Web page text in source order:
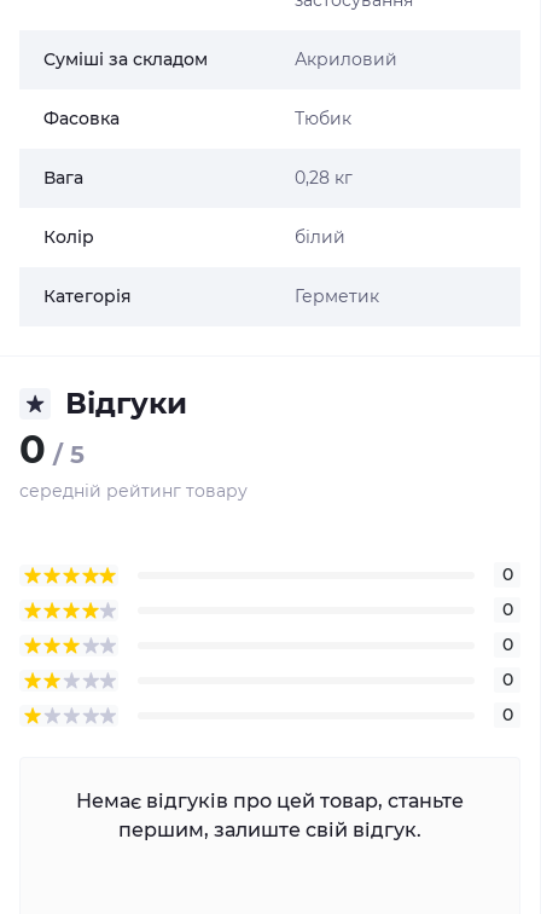
Суміші за складом Акриловий
Фасовка Тюбик
Вага 0,28 кг
Колір білий
Категорія Герметик
Відгуки
0 / 5
середній рейтинг товару
0
0
0
0
0
Немає відгуків про цей товар, станьте
першим, залиште свій відгук.